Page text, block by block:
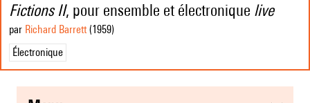
Fictions II, pour ensemble et électronique live
par Richard Barrett(1959)
Électronique